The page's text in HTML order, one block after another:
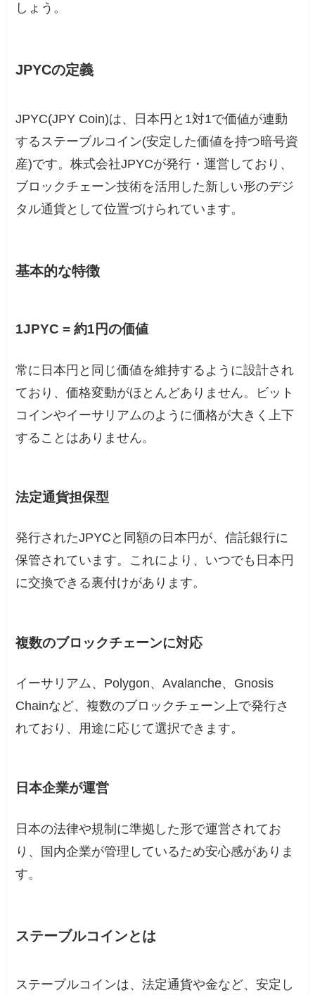
しょう。
JPYCの定義
JPYC(JPY Coin)は、日本円と1対1で価値が連動
するステーブルコイン(安定した価値を持つ暗号資
産)です。株式会社JPYCが発行・運営しており、
ブロックチェーン技術を活用した新しい形のデジ
タル通貨として位置づけられています。
基本的な特徴
1JPYC = 約1円の価値
常に日本円と同じ価値を維持するように設計され
ており、価格変動がほとんどありません。ビット
コインやイーサリアムのように価格が大きく上下
することはありません。
法定通貨担保型
発行されたJPYCと同額の日本円が、信託銀行に
保管されています。これにより、いつでも日本円
に交換できる裏付けがあります。
複数のブロックチェーンに対応
イーサリアム、Polygon、Avalanche、Gnosis
Chainなど、複数のブロックチェーン上で発行さ
れており、用途に応じて選択できます。
日本企業が運営
日本の法律や規制に準拠した形で運営されてお
り、国内企業が管理しているため安心感がありま
す。
ステーブルコインとは
ステーブルコインは、法定通貨や金など、安定し